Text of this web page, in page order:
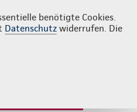
benötigte Cookies.
Datenschutz widerrufen. Die
0651 978380